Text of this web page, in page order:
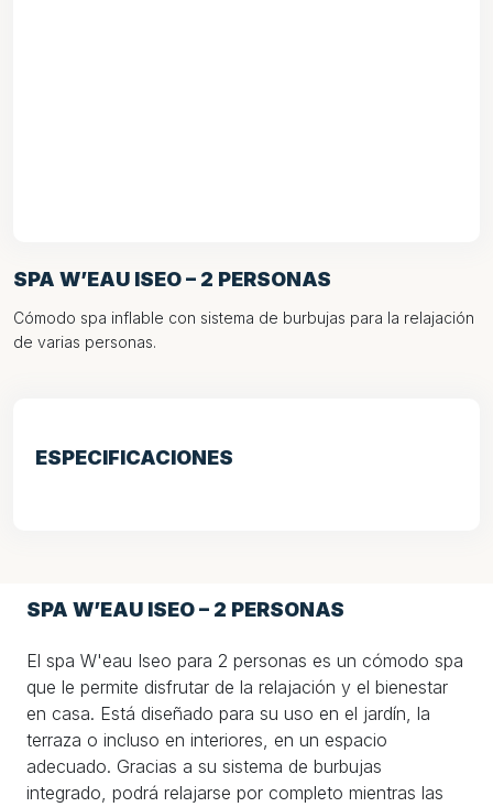
SPA W’EAU ISEO – 2 PERSONAS
Cómodo spa inflable con sistema de burbujas para la relajación
de varias personas.
ESPECIFICACIONES
SPA W’EAU ISEO – 2 PERSONAS
El spa W'eau Iseo para 2 personas es un cómodo spa
que le permite disfrutar de la relajación y el bienestar
en casa. Está diseñado para su uso en el jardín, la
terraza o incluso en interiores, en un espacio
adecuado. Gracias a su sistema de burbujas
integrado, podrá relajarse por completo mientras las